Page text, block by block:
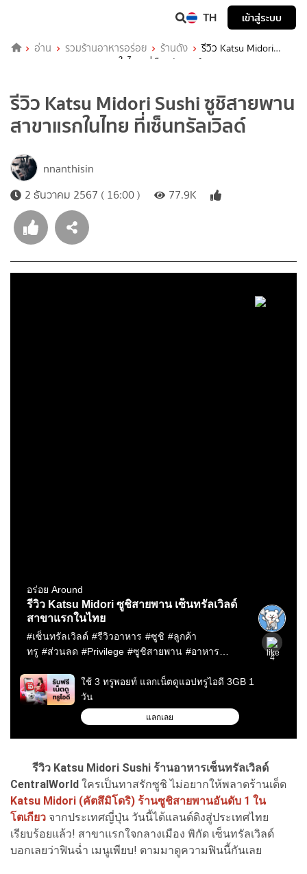
TH เข้าสู่ระบบ
อ่าน รวมร้านอาหารอร่อย ร้านดัง
รีวิว Katsu Midori
Sushi ซูชิสายพาน สาขาแรกในไทย ที่เซ็นทรัลเวิลด์
รีวิว Katsu Midori Sushi ซูชิสายพาน
สาขาแรกในไทย ที่เซ็นทรัลเวิลด์
nnanthisin
2 ธันวาคม 2567 ( 16:00 )
77.9K
รีวิว Katsu Midori Sushi ร้านอาหารเซ็นทรัลเวิลด์
CentralWorld ใครเป็นทาสรักซูชิ ไม่อยากให้พลาดร้านเด็ด
Katsu Midori (คัตสึมิโดริ) ร้านซูชิสายพานอันดับ 1 ใน
โตเกียว จากประเทศญี่ปุ่น วันนี้ได้แลนด์ดิงสู่ประเทศไทย
เรียบร้อยแล้ว! สาขาแรกใจกลางเมือง พิกัด เซ็นทรัลเวิลด์
บอกเลยว่าฟินฉ่ำ เมนูเพียบ! ตามมาดูความฟินนี้กันเลย